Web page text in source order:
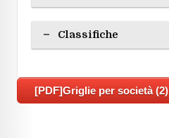
Classifiche
[PDF]Griglie per società (2)